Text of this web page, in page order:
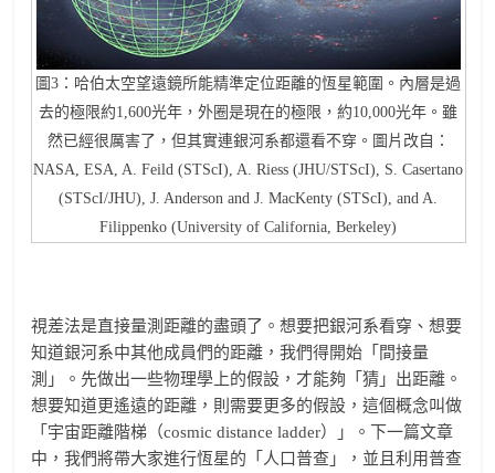
圖3：哈伯太空望遠鏡所能精準定位距離的恆星範圍。內層是過
去的極限約1,600光年，外圈是現在的極限，約10,000光年。雖
然已經很厲害了，但其實連銀河系都還看不穿。圖片改自：
NASA, ESA, A. Feild (STScI), A. Riess (JHU/STScI), S. Casertano
(STScI/JHU), J. Anderson and J. MacKenty (STScI), and A.
Filippenko (University of California, Berkeley)
視差法是直接量測距離的盡頭了。想要把銀河系看穿、想要
知道銀河系中其他成員們的距離，我們得開始「間接量
測」。先做出一些物理學上的假設，才能夠「猜」出距離。
想要知道更遙遠的距離，則需要更多的假設，這個概念叫做
「宇宙距離階梯（cosmic distance ladder）」。下一篇文章
中，我們將帶大家進行恆星的「人口普查」，並且利用普查